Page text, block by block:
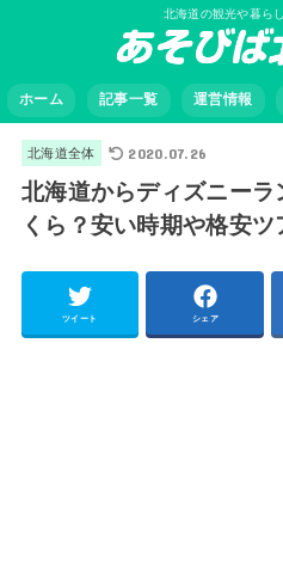
北海道の観光や暮ら
ホーム 記事一覧 運営情報
北海道全体 2020.07.26
北海道からディズニー
くら？安い時期や格安ツ
ツイート シェア